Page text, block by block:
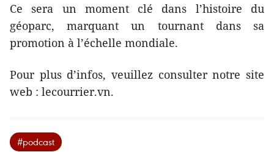
Ce sera un moment clé dans l’histoire du
géoparc, marquant un tournant dans sa
promotion à l’échelle mondiale.
Pour plus d’infos, veuillez consulter notre site
web : lecourrier.vn.
#podcast